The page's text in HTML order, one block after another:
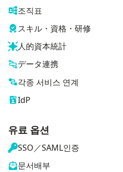
조직표
スキル・資格・研修
人的資本統計
データ連携
각종 서비스 연계
IdP
유료 옵션
SSO／SAML인증
문서배부